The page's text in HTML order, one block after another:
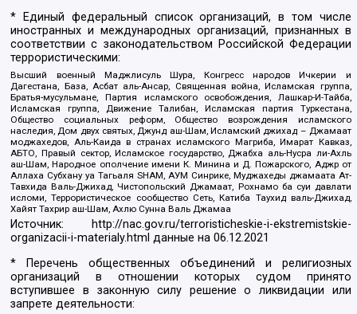
* Единый федеральный список организаций, в том числе
иностранных и международных организаций, признанных в
соответствии с законодательством Российской Федерации
террористическими:
Высший военный Маджлисуль Шура, Конгресс народов Ичкерии и
Дагестана, База, Асбат аль-Ансар, Священная война, Исламская группа,
Братья-мусульмане, Партия исламского освобождения, Лашкар-И-Тайба,
Исламская группа, Движение Талибан, Исламская партия Туркестана,
Общество социальных реформ, Общество возрождения исламского
наследия, Дом двух святых, Джунд аш-Шам, Исламский джихад – Джамаат
моджахедов, Аль-Каида в странах исламского Магриба, Имарат Кавказ,
АБТО, Правый сектор, Исламское государство, Джабха аль-Нусра ли-Ахль
аш-Шам, Народное ополчение имени К. Минина и Д. Пожарского, Аджр от
Аллаха Субхану уа Тагьаля SHAM, АУМ Синрике, Муджахеды джамаата Ат-
Тавхида Валь-Джихад, Чистопольский Джамаат, Рохнамо ба суи давлати
исломи, Террористическое сообщество Сеть, Катиба Таухид валь-Джихад,
Хайят Тахрир аш-Шам, Ахлю Сунна Валь Джамаа
Источник:
http://nac.gov.ru/terroristicheskie-i-ekstremistskie-
organizacii-i-materialy.html данные на06.12.2021
* Перечень общественных объединений и религиозных
организаций в отношении которых судом принято
вступившее в законную силу решение о ликвидации или
запрете деятельности: